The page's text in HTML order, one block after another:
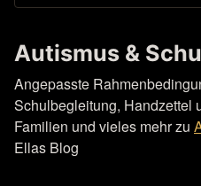
Autismus &
Angepasste
Schulbegleitung, Handzettel
Familien und vieles mehr zu
Ellas Blog